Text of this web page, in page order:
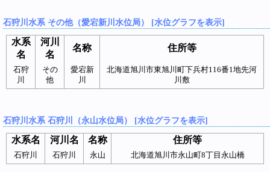
石狩川水系 その他（愛宕新川水位局） [水位グラフを表示]
水系
名
河川
名
名称 住所等
石狩
川
その
他
愛宕新
川
北海道旭川市東旭川町下兵村116番1地先河
川敷
石狩川水系 石狩川（永山水位局） [水位グラフを表示]
水系名 河川名 名称 住所等
石狩川 石狩川 永山 北海道旭川市永山町8丁目永山橋